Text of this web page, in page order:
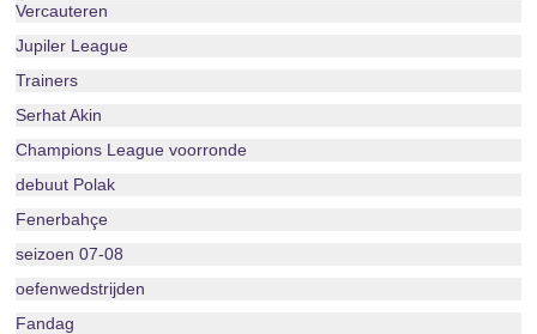
Vercauteren
Jupiler League
Trainers
Serhat Akin
Champions League voorronde
debuut Polak
Fenerbahçe
seizoen 07-08
oefenwedstrijden
Fandag